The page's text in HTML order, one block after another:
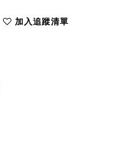
加入追蹤清單